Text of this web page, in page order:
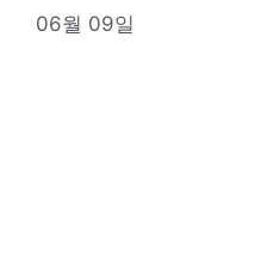
06월 09일